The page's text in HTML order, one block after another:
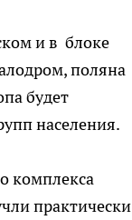
и в блоке
поляна
будет
населения.
комплекса
практически